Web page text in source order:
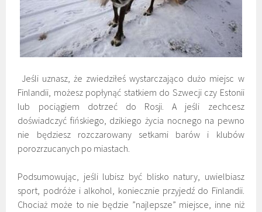
Jeśli uznasz, że zwiedziłeś wystarczająco dużo miejsc w
Finlandii, możesz popłynąć statkiem do Szwecji czy Estonii
lub pociągiem dotrzeć do Rosji. A jeśli zechcesz
doświadczyć fińskiego, dzikiego życia nocnego na pewno
nie będziesz rozczarowany setkami barów i klubów
porozrzucanych po miastach.
Podsumowując, jeśli lubisz być blisko natury, uwielbiasz
sport, podróże i alkohol, koniecznie przyjedź do Finlandii.
Chociaż może to nie będzie ”najlepsze” miejsce, inne niż